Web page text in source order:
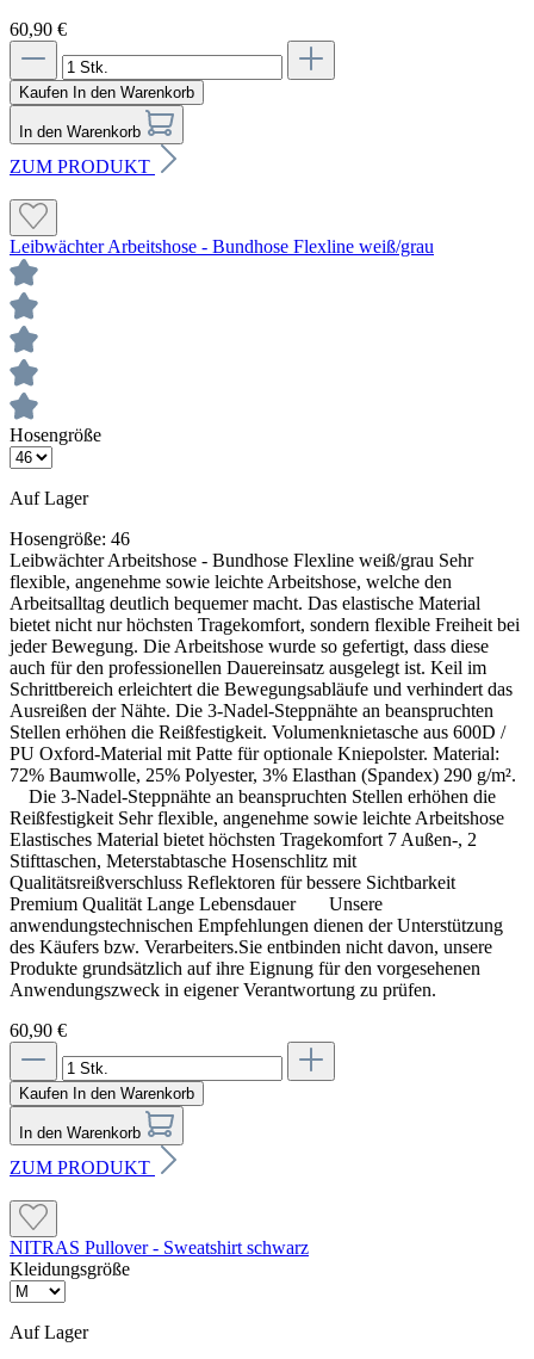
60,90 €
Kaufen In den Warenkorb
In den Warenkorb
ZUM PRODUKT
Leibwächter Arbeitshose - Bundhose Flexline weiß/grau
Hosengröße
Auf Lager
Hosengröße: 46
Leibwächter Arbeitshose - Bundhose Flexline weiß/grau Sehr
flexible, angenehme sowie leichte Arbeitshose, welche den
Arbeitsalltag deutlich bequemer macht. Das elastische Material
bietet nicht nur höchsten Tragekomfort, sondern flexible Freiheit bei
jeder Bewegung. Die Arbeitshose wurde so gefertigt, dass diese
auch für den professionellen Dauereinsatz ausgelegt ist. Keil im
Schrittbereich erleichtert die Bewegungsabläufe und verhindert das
Ausreißen der Nähte. Die 3-Nadel-Steppnähte an beanspruchten
Stellen erhöhen die Reißfestigkeit. Volumenknietasche aus 600D /
PU Oxford-Material mit Patte für optionale Kniepolster. Material:
72% Baumwolle, 25% Polyester, 3% Elasthan (Spandex) 290 g/m².
Die 3-Nadel-Steppnähte an beanspruchten Stellen erhöhen die
Reißfestigkeit Sehr flexible, angenehme sowie leichte Arbeitshose
Elastisches Material bietet höchsten Tragekomfort 7 Außen-, 2
Stifttaschen, Meterstabtasche Hosenschlitz mit
Qualitätsreißverschluss Reflektoren für bessere Sichtbarkeit
Premium Qualität Lange Lebensdauer Unsere
anwendungstechnischen Empfehlungen dienen der Unterstützung
des Käufers bzw. Verarbeiters.Sie entbinden nicht davon, unsere
Produkte grundsätzlich auf ihre Eignung für den vorgesehenen
Anwendungszweck in eigener Verantwortung zu prüfen.
60,90 €
Kaufen In den Warenkorb
In den Warenkorb
ZUM PRODUKT
NITRAS Pullover - Sweatshirt schwarz
Kleidungsgröße
Auf Lager